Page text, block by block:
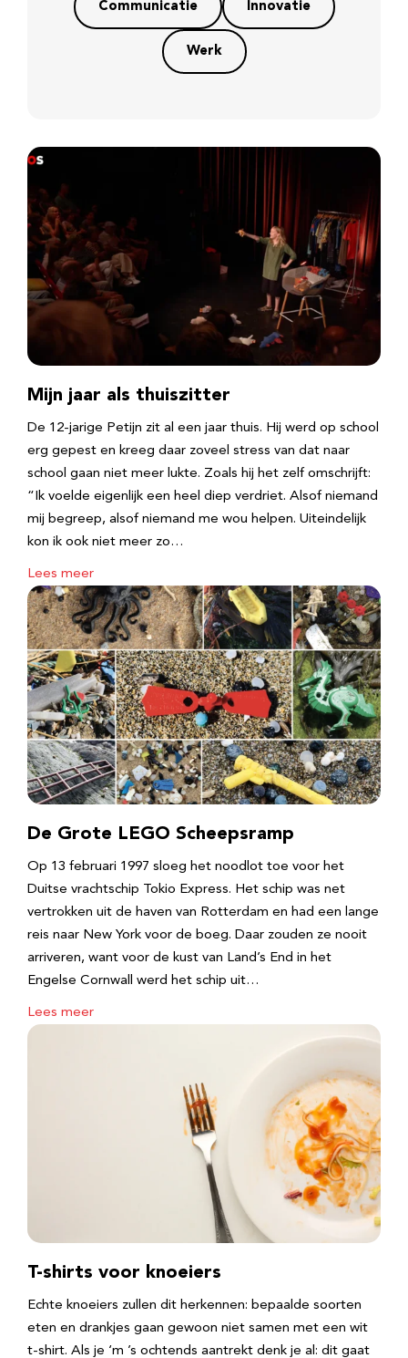
Communicatie Innovatie
Werk
Mijn jaar als thuiszitter
De 12-jarige Petijn zit al een jaar thuis. Hij werd op school
erg gepest en kreeg daar zoveel stress van dat naar
school gaan niet meer lukte. Zoals hij het zelf omschrijft:
“Ik voelde eigenlijk een heel diep verdriet. Alsof niemand
mij begreep, alsof niemand me wou helpen. Uiteindelijk
kon ik ook niet meer zo…
Lees meer
De Grote LEGO Scheepsramp
Op 13 februari 1997 sloeg het noodlot toe voor het
Duitse vrachtschip Tokio Express. Het schip was net
vertrokken uit de haven van Rotterdam en had een lange
reis naar New York voor de boeg. Daar zouden ze nooit
arriveren, want voor de kust van Land’s End in het
Engelse Cornwall werd het schip uit…
Lees meer
T-shirts voor knoeiers
Echte knoeiers zullen dit herkennen: bepaalde soorten
eten en drankjes gaan gewoon niet samen met een wit
t-shirt. Als je ‘m ’s ochtends aantrekt denk je al: dit gaat